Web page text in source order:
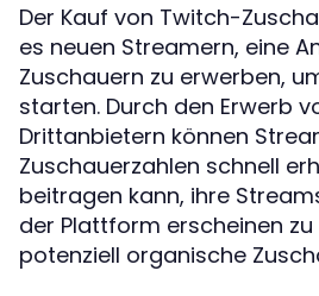
Der Kauf von Twitch-
es neuen Streamern, eine
Zuschauern zu erwerben,
starten. Durch den Erwerb
Drittanbietern können
Zuschauerzahlen schnell
beitragen kann, ihre
der Plattform erscheinen
potenziell organische